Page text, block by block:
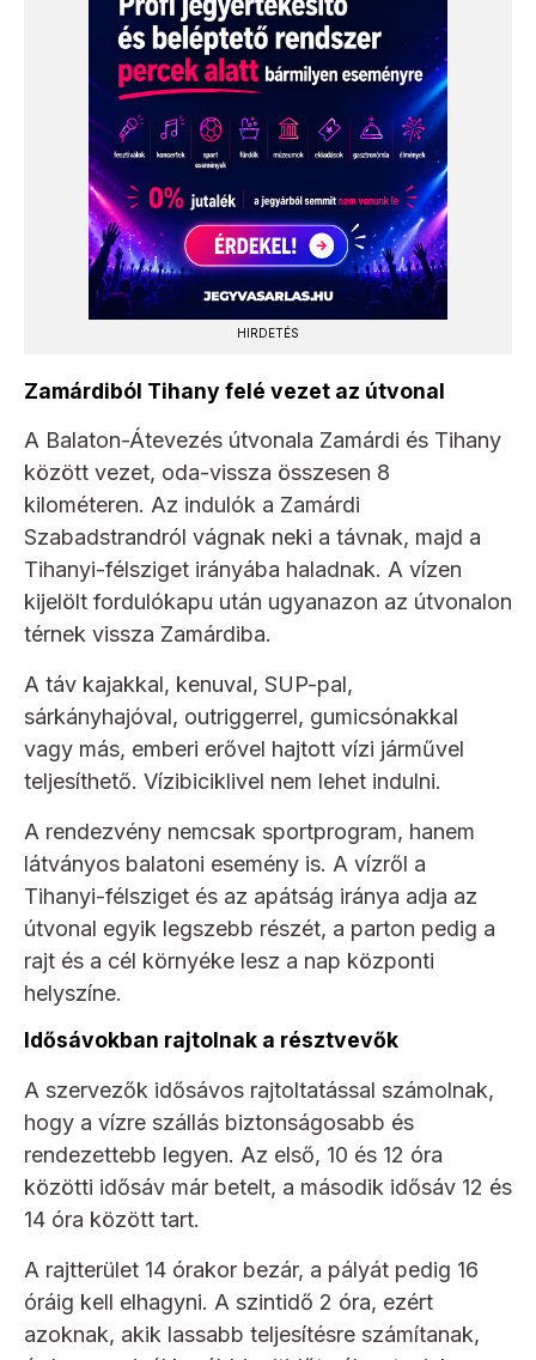
HIRDETÉS
Zamárdiból Tihany felé vezet az útvonal
A Balaton-Átevezés útvonala Zamárdi és Tihany
között vezet, oda-vissza összesen 8
kilométeren. Az indulók a Zamárdi
Szabadstrandról vágnak neki a távnak, majd a
Tihanyi-félsziget irányába haladnak. A vízen
kijelölt fordulókapu után ugyanazon az útvonalon
térnek vissza Zamárdiba.
A táv kajakkal, kenuval, SUP-pal,
sárkányhajóval, outriggerrel, gumicsónakkal
vagy más, emberi erővel hajtott vízi járművel
teljesíthető. Vízibiciklivel nem lehet indulni.
A rendezvény nemcsak sportprogram, hanem
látványos balatoni esemény is. A vízről a
Tihanyi-félsziget és az apátság iránya adja az
útvonal egyik legszebb részét, a parton pedig a
rajt és a cél környéke lesz a nap központi
helyszíne.
Idősávokban rajtolnak a résztvevők
A szervezők idősávos rajtoltatással számolnak,
hogy a vízre szállás biztonságosabb és
rendezettebb legyen. Az első, 10 és 12 óra
közötti idősáv már betelt, a második idősáv 12 és
14 óra között tart.
A rajtterület 14 órakor bezár, a pályát pedig 16
óráig kell elhagyni. A szintidő 2 óra, ezért
azoknak, akik lassabb teljesítésre számítanak,